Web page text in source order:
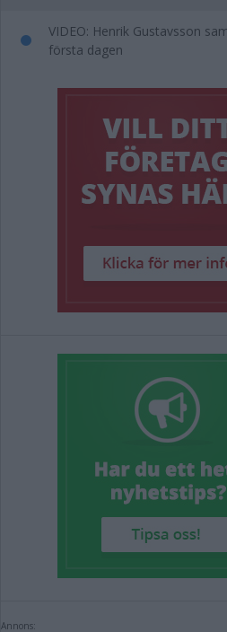
VIDEO: Henrik Gustavsson
första dagen
Annons: